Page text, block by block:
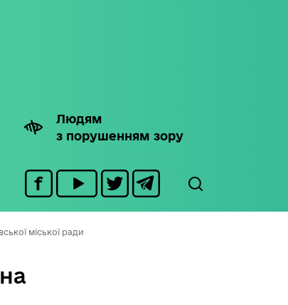
Людям
з порушенням зору
міської ради